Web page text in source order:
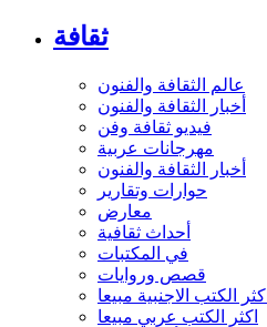
ثقافة
عالم الثقافة والفنون
أخبار الثقافة والفنون
فيديو ثقافة وفن
مهرجانات عربية
أخبار الثقافة والفنون
حوارات وتقارير
معارض
أحداث ثقافية
في المكتبات
قصص وروايات
اكثر الكتب الاجنبية مبيعا
اكثر الكتب عربي مبيعا